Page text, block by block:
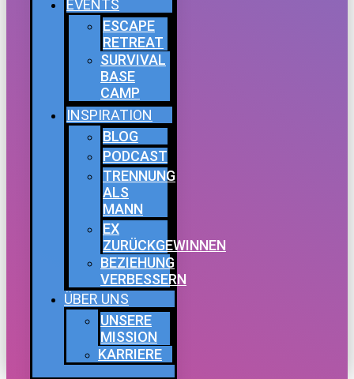
EVENTS
ESCAPE
RETREAT
SURVIVAL
BASE
CAMP
INSPIRATION
BLOG
PODCAST
TRENNUNG
ALS
MANN
EX
ZURÜCKGEWINNEN
BEZIEHUNG
VERBESSERN
ÜBER UNS
UNSERE
MISSION
KARRIERE